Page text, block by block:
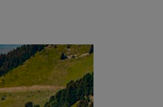
Next